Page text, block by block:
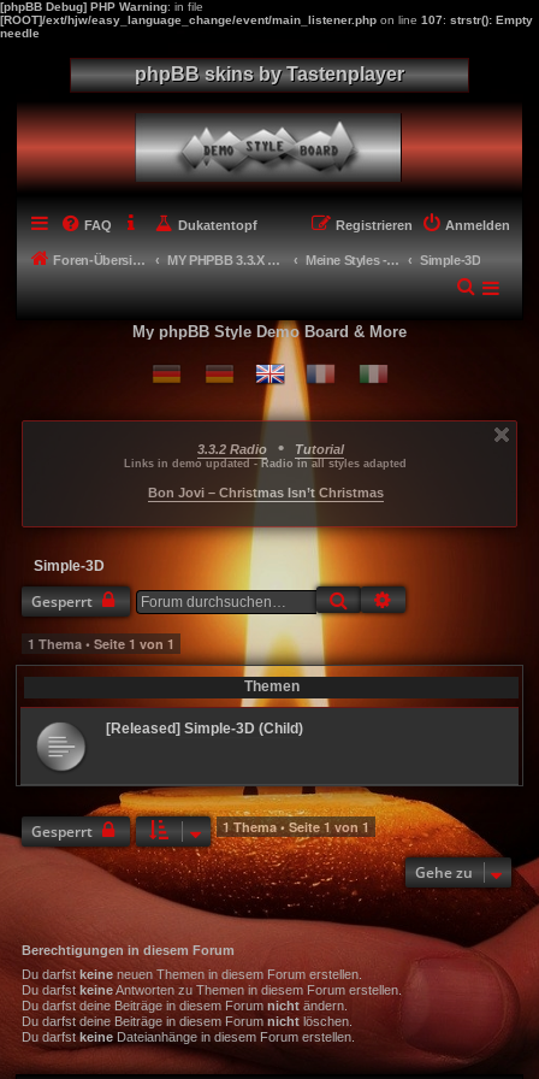
[phpBB Debug] PHP Warning: in file
[ROOT]/ext/hjw/easy_language_change/event/main_listener.php on line 107: strstr(): Empty
needle
phpBB skins by Tastenplayer
FAQ Dukatentopf Anmelden
Registrieren
Foren-Übersicht MY PHPBB 3.3.X STYLES Meine Styles - My style creations Simple-3D
My phpBB Style Demo Board & More
3.3.2 Radio • Tutorial
Links in demo updated - Radio in all styles adapted
Bon Jovi – Christmas Isn’t Christmas
Simple-3D
Gesperrt Suche
1 Thema • Seite 1 von 1
Themen
[Released] Simple-3D (Child)
Gesperrt 1 Thema • Seite 1 von1
Gehe zu
Berechtigungen in diesem Forum
Du darfst keineneuen Themen in diesem Forum erstellen.
Du darfst keineAntworten zu Themen in diesem Forum erstellen.
Du darfst deine Beiträge in diesem Forum nichtändern.
Du darfst deine Beiträge in diesem Forum nichtlöschen.
Du darfstkeineDateianhänge in diesem Forum erstellen.